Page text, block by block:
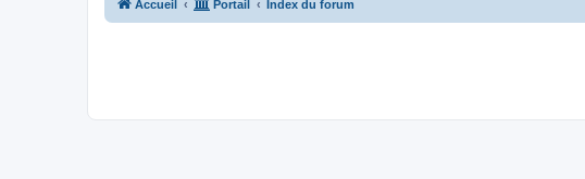
Accueil Portail Index du forum